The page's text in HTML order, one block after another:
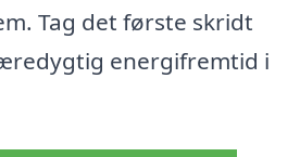
Tag det første skridt
energifremtid i